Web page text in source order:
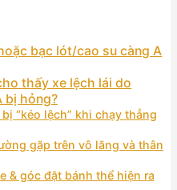
bạc lót/cao su càng A
thấy xe lệch lái do
bị hỏng?
“kéo lệch” khi chạy thẳng
gặp trên vô lăng và thân
& góc đặt bánh thể hiện ra